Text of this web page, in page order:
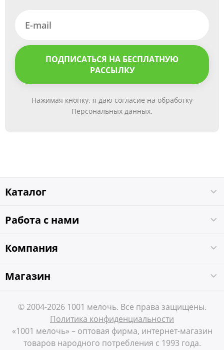
ПОДПИСАТЬСЯ НА БЕСПЛАТНУЮ
РАССЫЛКУ
Нажимая кнопку, я даю согласие на обработку
Персональных данных.
Каталог
Работа с нами
Компания
Магазин
© 2004-2026 1001 мелочь. Все права защищены.
Политика конфиденциальности
«1001 мелочь» – оптовая фирма, интернет-магазин
товаров народного потребления с 1993 года.